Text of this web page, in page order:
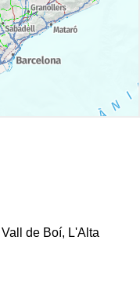
de Boí, L'Alta